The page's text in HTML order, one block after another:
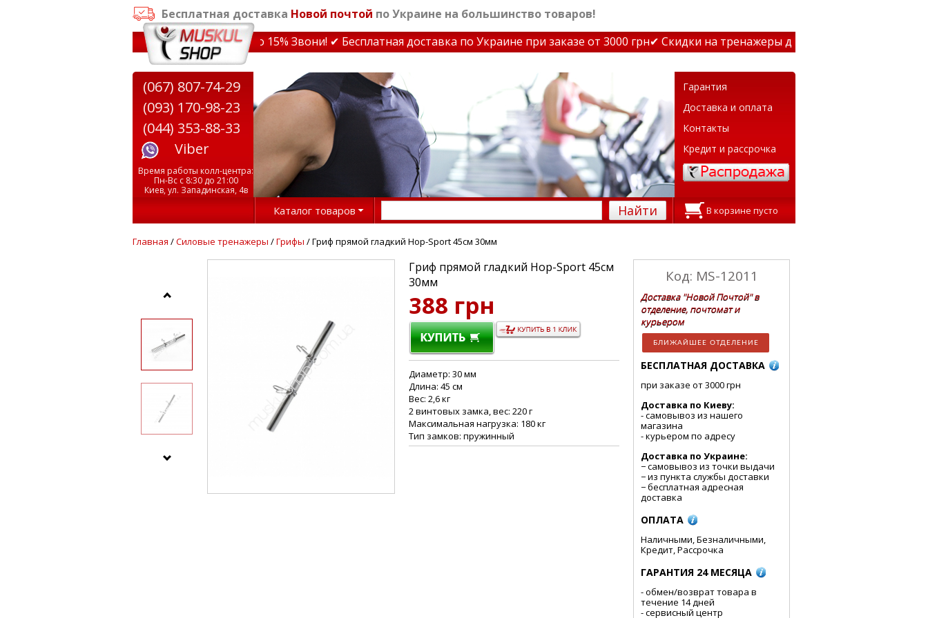
Бесплатная доставка Новой почтой по Украине на большинство товаров!
✔ Скидки на тренажеры до 15% Звони! ✔ Бесплатная доставка по Украине при заказе от 3000 грн✔ Скидки на тренажеры до 15% Звони! ✔ Бесплатная
Гарантия
Доставка и оплата
Контакты
Кредит и рассрочка
(067) 807-74-29
(093) 170-98-23
(044) 353-88-33
Viber
Время работы колл-центра:
Пн-Вс с 8:30 до 21:00
Киев, ул. Западинская, 4в
Каталог товаров Найти В корзине пусто
Главная /Силовые тренажеры /Грифы / Гриф прямой гладкий Hop-Sport 45см 30мм
Гриф прямой гладкий Hop-Sport 45см
30мм
388 грн
Диаметр: 30 мм
Длина: 45 см
Вес: 2,6 кг
2 винтовых замка, вес: 220 г
Максимальная нагрузка: 180 кг
Тип замков: пружинный
Код: MS-12011
Доставка "Новой Почтой" в
отделение, почтомат и
курьером
БЛИЖАЙШЕЕ ОТДЕЛЕНИЕ
БЕСПЛАТНАЯ ДОСТАВКА
при заказе от 3000 грн
Доставка по Киеву:
- cамовывоз из нашего
магазина
- курьером по адресу
Доставка по Украине:
− самовывоз из точки выдачи
− из пункта службы доставки
− бесплатная адресная
доставка
ОПЛАТА
Наличными, Безналичными,
Кредит, Рассрочка
ГАРАНТИЯ 24 МЕСЯЦА
- обмен/возврат товара в
течение 14 дней
- сервисный центр